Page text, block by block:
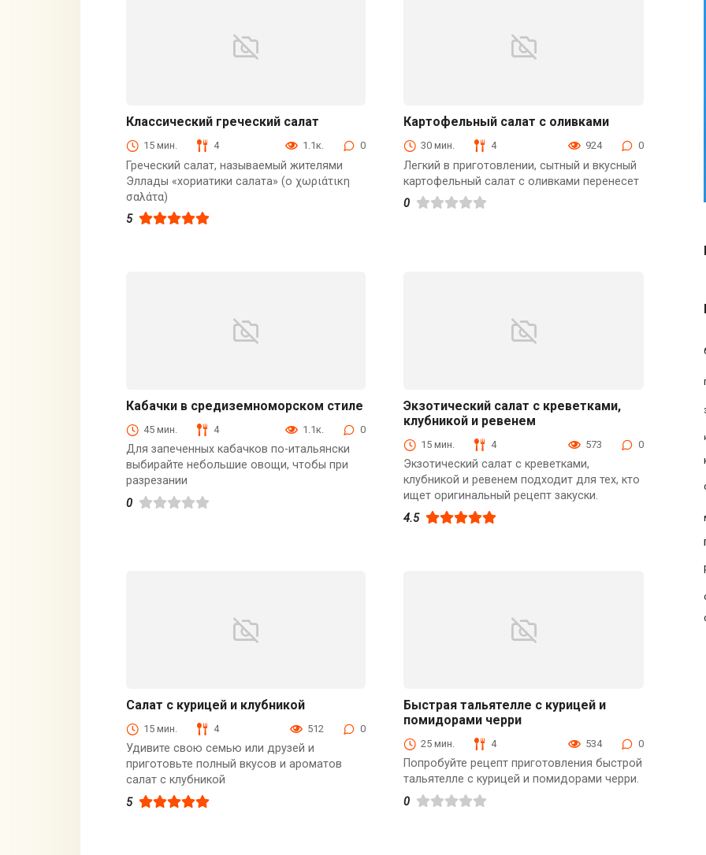
Классический греческий салат
15 мин. 4 1.1к. 0
Греческий салат, называемый жителями
Эллады «хориатики салата» (о χωριάτικη
σαλάτα)
5
Картофельный салат с оливками
30 мин. 4 924 0
Легкий в приготовлении, сытный и вкусный
картофельный салат с оливками перенесет
0
Кабачки в средиземноморском стиле
45 мин. 4 1.1к. 0
Для запеченных кабачков по-итальянски
выбирайте небольшие овощи, чтобы при
разрезании
0
Быстрые рецепты
Экзотический салат с креветками,
клубникой и ревенем
15 мин. 4 573 0
Экзотический салат с креветками,
клубникой и ревенем подходит для тех, кто
ищет оригинальный рецепт закуски.
4.5
Салат с курицей и клубникой
15 мин. 4 512 0
Удивите свою семью или друзей и
приготовьте полный вкусов и ароматов
салат с клубникой
5
Вторые блюда
Быстрая тальятелле с курицей и
помидорами черри
25 мин. 4 534 0
Попробуйте рецепт приготовления быстрой
тальятелле с курицей и помидорами черри.
0